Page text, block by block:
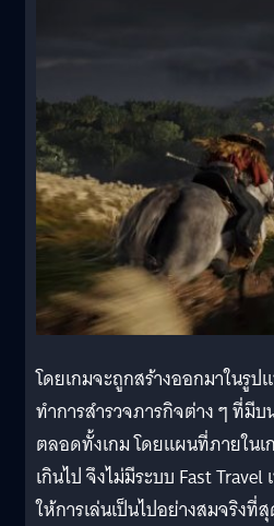
โดยเกมจะถูกสร้างออกมาในรู
ทำการสำรวจภารกิจต่าง ๆ ที่มีบ
ตลอดทั้งเกม โดยแผนที่ภายใน
เกินไป จึงไม่มีระบบ Fast
ให้การเล่นเป็นไปอย่างสมจริงที่